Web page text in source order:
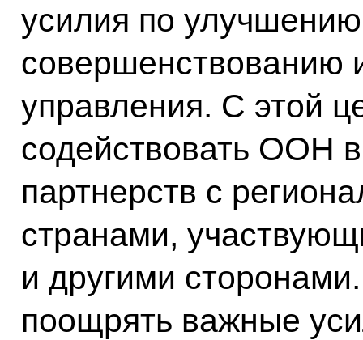
усилия по
совершенствованию
управления. С этой
содействовать ООН
партнерств с
странами,
и другими
поощрять важные